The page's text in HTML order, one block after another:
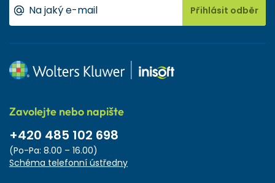
Přihlásit odběr
Zavolejte nebo napište
+420 485 102 698
(Po-Pa: 8.00 – 16.00)
Schéma telefonní ústředny